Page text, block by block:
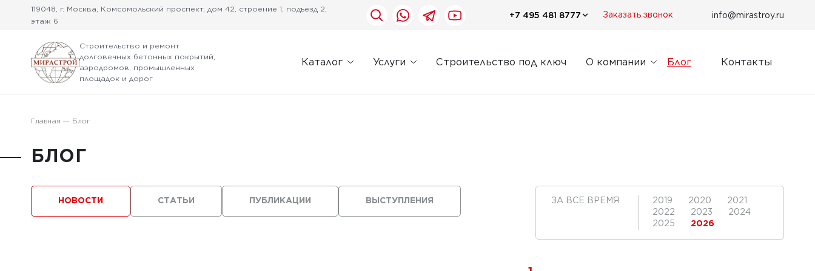
119048, г. Москва, Комсомольский проспект, дом 42, строение 1, подъезд 2,
этаж 6
+7 495 481 8777 Заказать звонок info@mirastroy.ru
Строительство и ремонт
долговечных бетонных покрытий,
аэродромов, промышленных
площадок и дорог
Каталог Услуги Строительство под ключ О компании Блог Контакты
Главная Блог
БЛОГ
ВЫСТУПЛЕНИЯ
ПУБЛИКАЦИИ
НОВОСТИ СТАТЬИ ЗА ВСЕ ВРЕМЯ 2019 2020
2021
2022
2023
2024
2025
2026